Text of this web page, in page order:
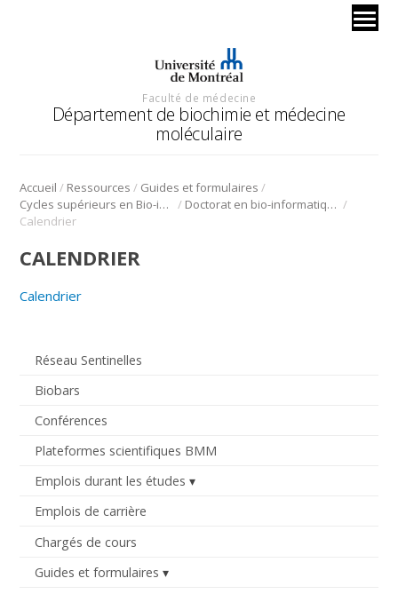
Faculté de médecine
Département de biochimie et médecine
moléculaire
Accueil / Ressources / Guides et formulaires /
Cycles supérieurs en Bio-informatique
/ Doctorat en bio-informatique /
Calendrier
Réseau Sentinelles
Biobars
Conférences
Plateformes scientifiques BMM
Emplois durant les études
Emplois de carrière
Chargés de cours
Guides et formulaires
CALENDRIER
Calendrier